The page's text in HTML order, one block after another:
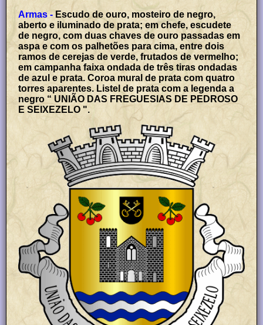
Armas - Escudo de ouro, mosteiro de negro,
aberto e iluminado de prata; em chefe, escudete
de negro, com duas chaves de ouro passadas em
aspa e com os palhetões para cima, entre dois
ramos de cerejas de verde, frutados de vermelho;
em campanha faixa ondada de três tiras ondadas
de azul e prata. Coroa mural de prata com quatro
torres aparentes. Listel de prata com a legenda a
negro “ UNIÃO DAS FREGUESIAS DE PEDROSO
E SEIXEZELO ".